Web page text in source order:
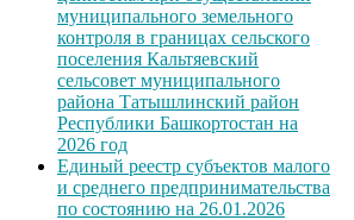
муниципального земельного
контроля в границах сельского
поселения Кальтяевский
сельсовет муниципального
района Татышлинский район
Республики Башкортостан на
2026 год
Единый реестр субъектов малого
и среднего предпринимательства
по состоянию на 26.01.2026